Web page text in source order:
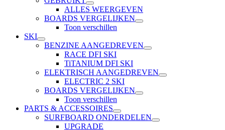
ALLES WEERGEVEN
BOARDS VERGELIJKEN
Toon verschillen
SKI
BENZINE AANGEDREVEN
RACE DFI SKI
TiTANIUM DFI SKI
ELEKTRISCH AANGEDREVEN
ELECTRIC 2 SKI
BOARDS VERGELIJKEN
Toon verschillen
PARTS & ACCESSOIRES
SURFBOARD ONDERDELEN
UPGRADE